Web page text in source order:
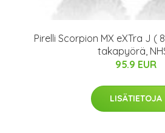
Pirelli Scorpion MX eXTra J (
takapyörä,
95.9 EUR
LISÄTIETOJA